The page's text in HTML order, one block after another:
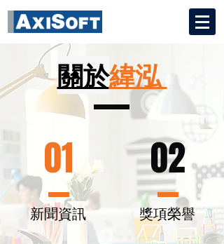
關於緯泓
01
新聞資訊
02
獎項榮譽